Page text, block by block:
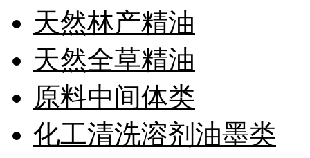
天然林产精油
天然全草精油
原料中间体类
化工清洗溶剂油墨类